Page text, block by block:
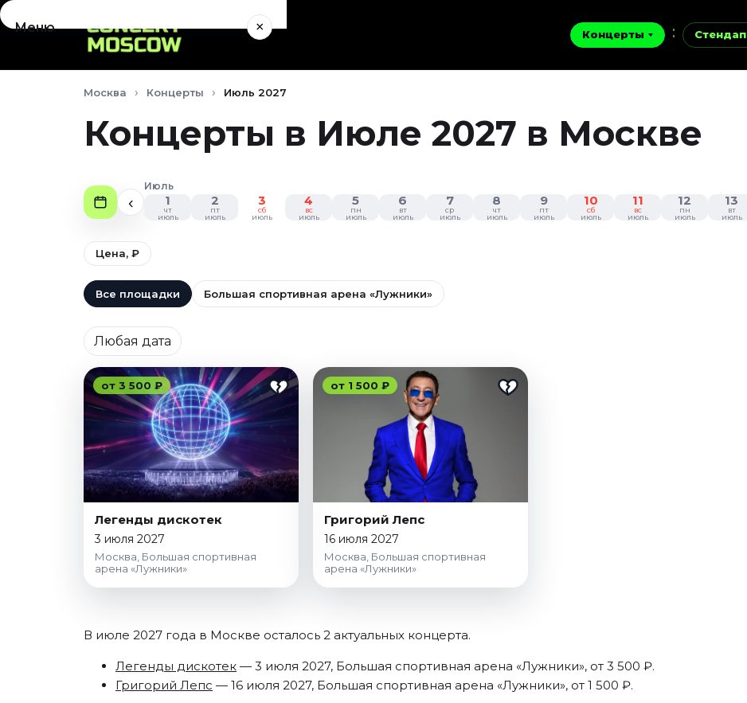
Концерты Стендап
Меню ×
Концерты
Август 2026
Октябрь 2026
Август 2026
Сентябрь 2026
Октябрь 2026
Декабрь 2026
Август 2026
Сентябрь 2026
Ноябрь 2026
Декабрь 2026
Январь 2027
Москва Концерты Июль 2027
Концерты в Июле 2027 в Москве
‹
Июль
1
чт
июль
2
пт
июль
3
сб
июль
4
вс
июль
5
пн
июль
6
вт
июль
7
ср
июль
8
чт
июль
9
пт
июль
10
сб
июль
11
вс
июль
12
пн
июль
13
вт
июль
Цена, ₽
Все площадки Большая спортивная арена «Лужники»
Дата
Любая дата
от 3 500 ₽
Легенды дискотек
3 июля 2027
Москва, Большая спортивная
арена «Лужники»
от 1 500 ₽
Григорий Лепс
16 июля 2027
Москва, Большая спортивная
арена «Лужники»
В июле 2027 года в Москве осталось 2 актуальных концерта.
Легенды дискотек — 3 июля 2027, Большая спортивная арена «Лужники», от 3 500 ₽.
Григорий Лепс — 16 июля 2027, Большая спортивная арена «Лужники», от 1 500 ₽.